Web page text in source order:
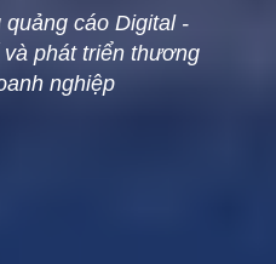
cáo Digital -
phát triển thương
nghiệp